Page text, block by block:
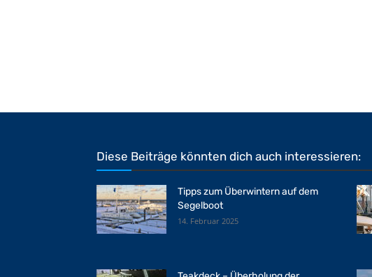
Diese Beiträge könnten dich auch interessieren:
Tipps zum Überwintern auf dem
Segelboot
14. Februar 2025